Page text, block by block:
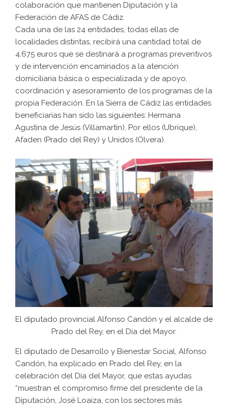
colaboración que mantienen Diputación y la
Federación de AFAS de Cádiz.
Cada una de las 24 entidades, todas ellas de
localidades distintas, recibirá una cantidad total de
4.675 euros que se destinará a programas preventivos
y de intervención encaminados a la atención
domiciliaria básica o especializada y de apoyo,
coordinación y asesoramiento de los programas de la
propia Federación. En la Sierra de Cádiz las entidades
beneficiarias han sido las siguientes: Hermana
Agustina de Jesús (Villamartín), Por ellos (Ubrique),
Afaden (Prado del Rey) y Unidos (Olvera).
El diputado provincial Alfonso Candón y el alcalde de
Prado del Rey, en el Día del Mayor.
El diputado de Desarrollo y Bienestar Social, Alfonso
Candón, ha explicado en Prado del Rey, en la
celebración del Día del Mayor, que estas ayudas
“muestran el compromiso firme del presidente de la
Diputación, José Loaiza, con los sectores más